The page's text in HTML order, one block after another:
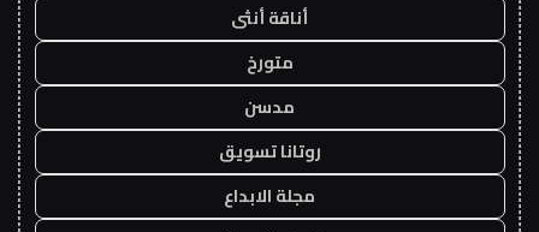
أناقة أنثى
متورخ
مدسن
روتانا تسويق
مجلة الابداع